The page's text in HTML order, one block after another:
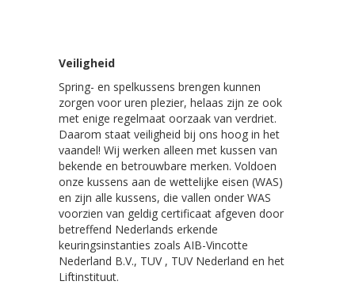
Veiligheid
Spring- en spelkussens brengen kunnen
zorgen voor uren plezier, helaas zijn ze ook
met enige regelmaat oorzaak van verdriet.
Daarom staat veiligheid bij ons hoog in het
vaandel! Wij werken alleen met kussen van
bekende en betrouwbare merken. Voldoen
onze kussens aan de wettelijke eisen (WAS)
en zijn alle kussens, die vallen onder WAS
voorzien van geldig certificaat afgeven door
betreffend Nederlands erkende
keuringsinstanties zoals AIB-Vincotte
Nederland B.V., TUV , TUV Nederland en het
Liftinstituut.